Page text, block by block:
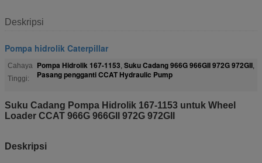
Deskripsi
Pompa hidrolik Caterpillar
Cahaya
Tinggi:
Pompa Hidrolik 167-1153, Suku Cadang 966G 966GII 972G 972GII,
Pasang pengganti CCAT Hydraulic Pump
Suku Cadang Pompa Hidrolik 167-1153 untuk Wheel
Loader CCAT 966G 966GII 972G 972GII
Deskripsi